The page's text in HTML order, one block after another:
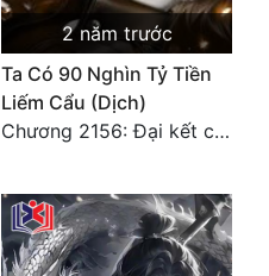
2 năm trước
Ta Có 90 Nghìn Tỷ Tiền
Liếm Cẩu (Dịch)
Chương 2156: Đại kết cục!!!